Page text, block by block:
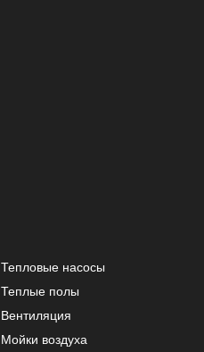
Тепловые насосы
Теплые полы
Вентиляция
Мойки воздуха